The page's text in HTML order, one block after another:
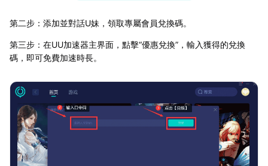
第二步：添加並對話U妹，領取專屬會員兌換碼。
第三步：在UU加速器主界面，點擊“優惠兌換”，輸入獲得的兌換
碼，即可免費加速時長。